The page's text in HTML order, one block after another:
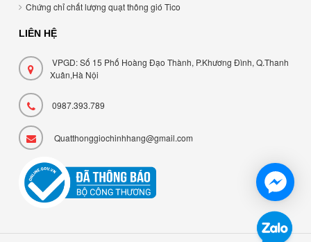
Chứng chỉ chất lượng quạt thông gió Tico
LIÊN HỆ
VPGD: Số 15 Phố Hoàng Đạo Thành, P.Khương Đình, Q.Thanh
Xuân,Hà Nội
0987.393.789
Quatthonggiochinhhang@gmail.com